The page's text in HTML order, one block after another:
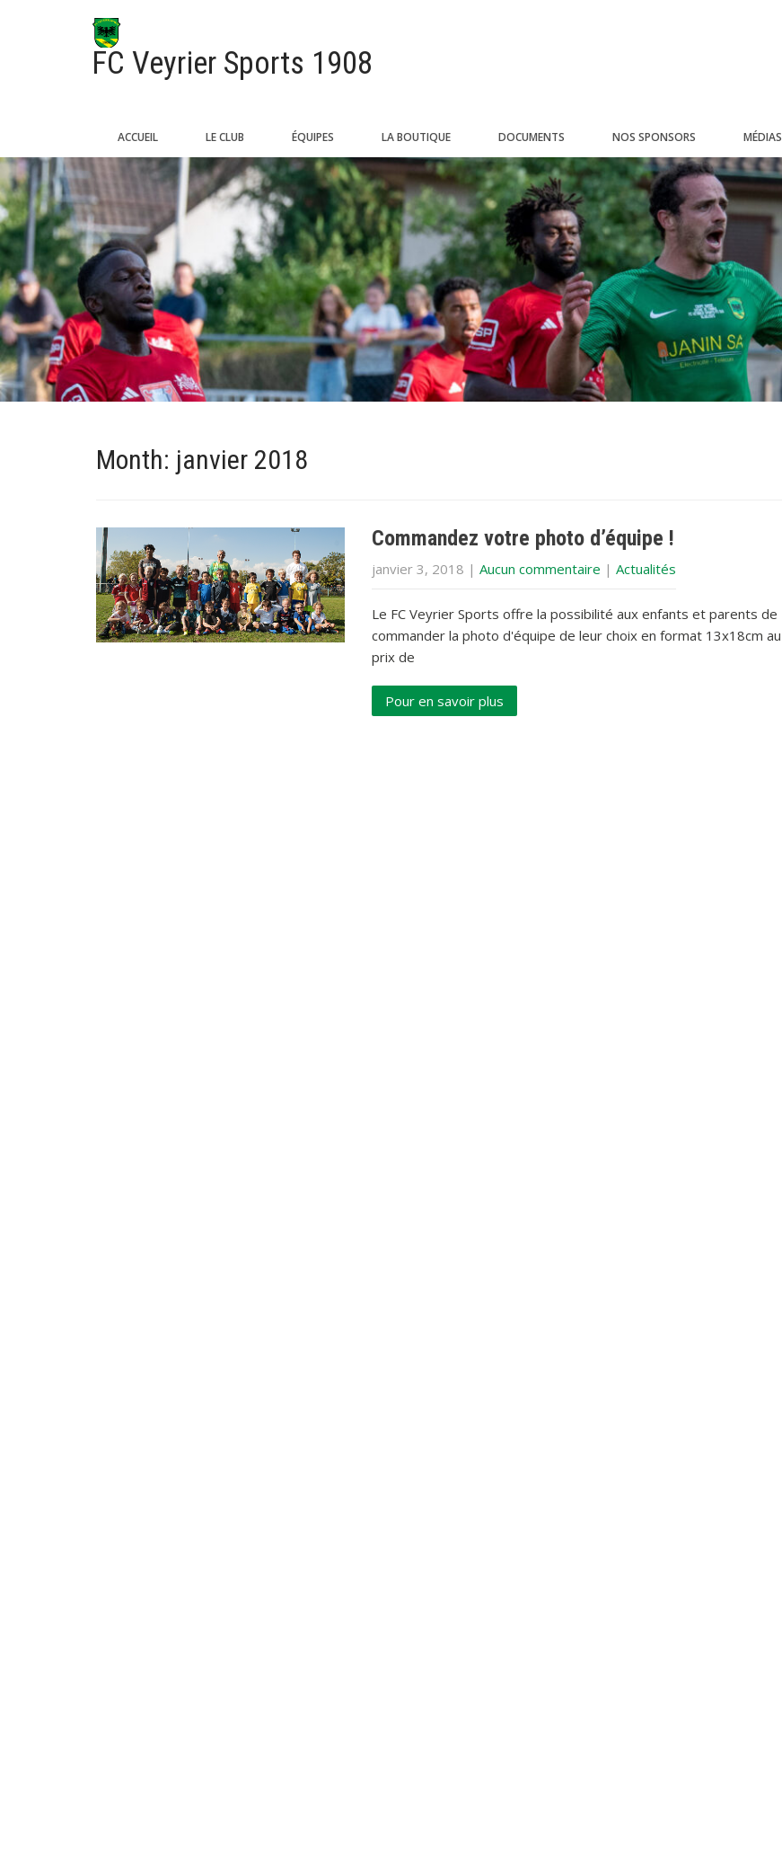
FC Veyrier Sports 1908
ACCUEIL LE CLUB ÉQUIPES LA BOUTIQUE DOCUMENTS NOS SPONSORS MÉDIAS
Month: janvier 2018
Commandez votre photo d’équipe !
janvier 3, 2018 | Aucun commentaire | Actualités
Le FC Veyrier Sports offre la possibilité aux enfants et parents de
commander la photo d'équipe de leur choix en format 13x18cm au
prix de
Pour en savoir plus